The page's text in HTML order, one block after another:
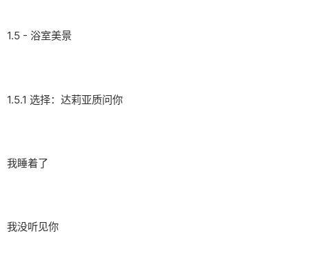
1.5 - 浴室美景
1.5.1 选择：达莉亚质问你
我睡着了
我没听见你